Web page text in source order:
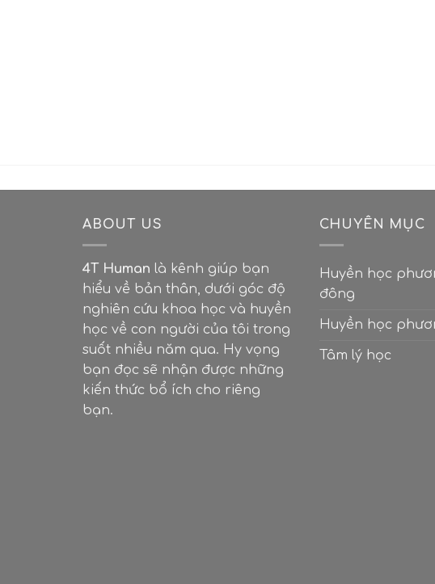
ABOUT US
4T Human là kênh giúp bạn
hiểu về bản thân, dưới góc độ
nghiên cứu khoa học và huyền
học về con người của tôi trong
suốt nhiều năm qua. Hy vọng
bạn đọc sẽ nhận được những
kiến thức bổ ích cho riêng
bạn.
CHUYÊN MỤC
Huyền học
đông
Huyền học
Tâm lý học